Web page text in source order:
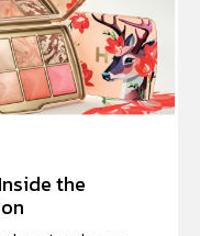
the